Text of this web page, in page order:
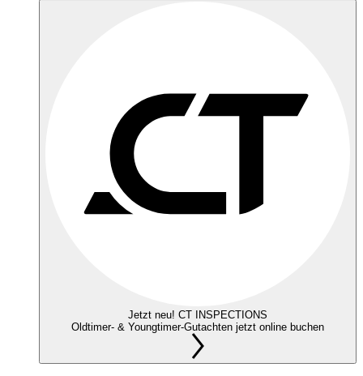
Jetzt neu! CT INSPECTIONS
Oldtimer- & Youngtimer-Gutachten jetzt online buchen